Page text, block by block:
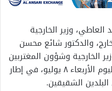
وزير الخارجية
والدكتور شائع محسن
الخارجية وشؤون المغتربين
بالجمهورية اليمنية الشقيقة، اليوم الأربعاء ٨ يوليو، في إطار
الشقيقين.